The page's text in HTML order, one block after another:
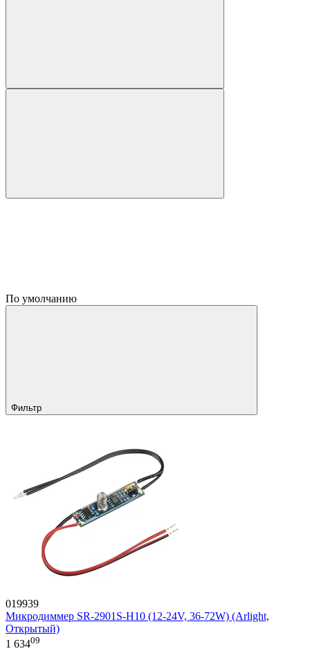
По умолчанию
Фильтр
019939
Микродиммер SR-2901S-H10 (12-24V, 36-72W) (Arlight,
Открытый)
1 63409